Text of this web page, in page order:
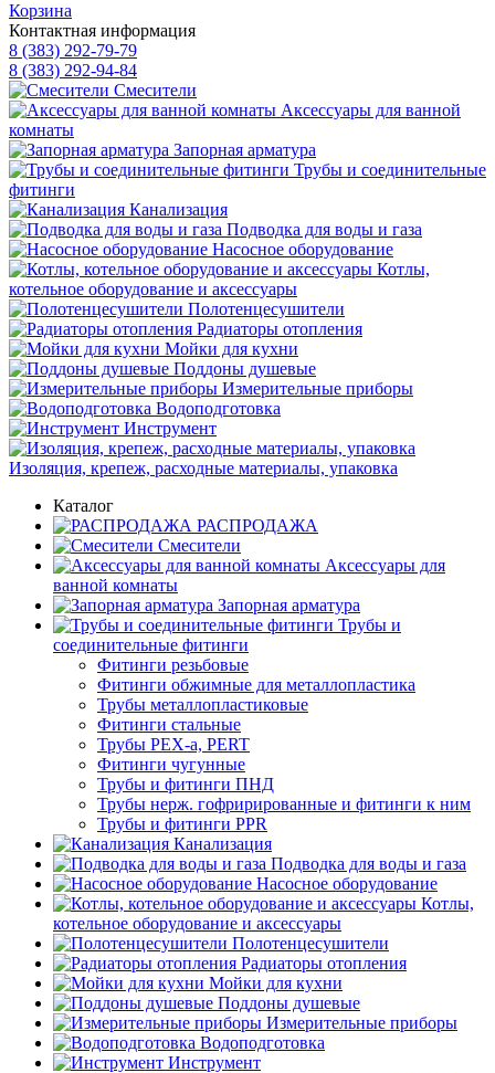
Корзина
Контактная информация
8 (383) 292-79-79
8 (383) 292-94-84
Смесители
Аксессуары для ванной
комнаты
Запорная арматура
Трубы и соединительные
фитинги
Канализация
Подводка для воды и газа
Насосное оборудование
Котлы,
котельное оборудование и аксессуары
Полотенцесушители
Радиаторы отопления
Мойки для кухни
Поддоны душевые
Измерительные приборы
Водоподготовка
Инструмент
Изоляция, крепеж, расходные материалы, упаковка
Каталог
РАСПРОДАЖА
Смесители
Аксессуары для
ванной комнаты
Запорная арматура
Трубы и
соединительные фитинги
Фитинги резьбовые
Фитинги обжимные для металлопластика
Трубы металлопластиковые
Фитинги стальные
Трубы PEX-a, PERT
Фитинги чугунные
Трубы и фитинги ПНД
Трубы нерж. гофрирированные и фитинги к ним
Трубы и фитинги PPR
Канализация
Подводка для воды и газа
Насосное оборудование
Котлы,
котельное оборудование и аксессуары
Полотенцесушители
Радиаторы отопления
Мойки для кухни
Поддоны душевые
Измерительные приборы
Водоподготовка
Инструмент